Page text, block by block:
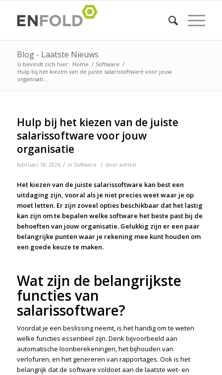
Blog - Laatste Nieuws
U bevindt zich hier: Home / Software /
Hulp bij het kiezen van de juiste salarissoftware voor jouw
organisati...
Hulp bij het kiezen van de juiste
salarissoftware voor jouw
organisatie
februari 18, 2026 / in Software / door admin
Het kiezen van de juiste salarissoftware kan best een
uitdaging zijn, vooral als je niet precies weet waar je op
moet letten. Er zijn zoveel opties beschikbaar dat het lastig
kan zijn om te bepalen welke software het beste past bij de
behoeften van jouw organisatie. Gelukkig zijn er een paar
belangrijke punten waar je rekening mee kunt houden om
een goede keuze te maken.
Wat zijn de belangrijkste
functies van
salarissoftware?
Voordat je een beslissing neemt, is het handig om te weten
welke functies essentieel zijn. Denk bijvoorbeeld aan
automatische loonberekeningen, het bijhouden van
verlofuren, en het genereren van rapportages. Ook is het
belangrijk dat de software voldoet aan de laatste wet- en